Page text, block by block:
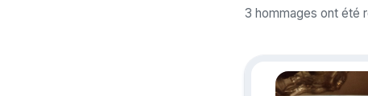
3 hommages ont été